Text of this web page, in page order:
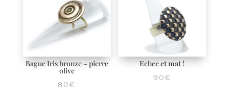
Bague Iris bronze – pierre
olive
80€
Echec et mat !
90€